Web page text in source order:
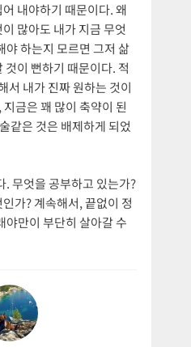
내야하기 때문이다. 왜
많아도 내가 지금 무엇
야 하는지 모르면 그저 삶
것이 뻔하기 때문이다. 적
서 내가 진짜 원하는 것이
금은 꽤 많이 축약이 된
같은 것은 배제하게 되었
. 무엇을 공부하고 있는가?
가? 계속해서, 끝없이 정
야만이 부단히 살아갈 수